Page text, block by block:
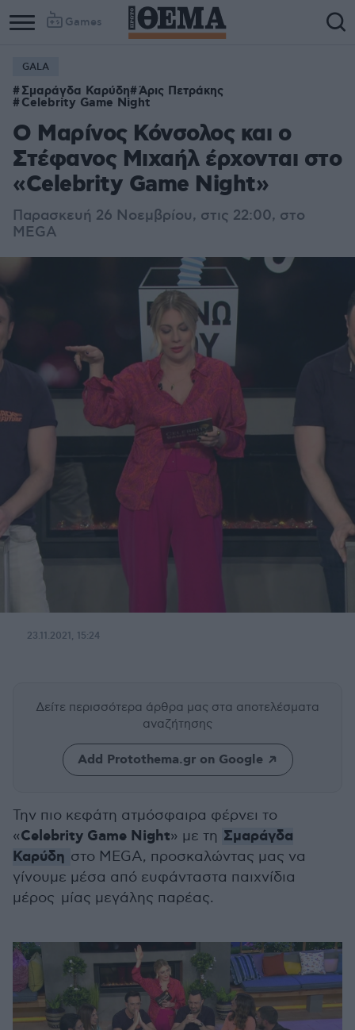
Games
Column
1
Column
2
GALA
Σμαράγδα Καρύδη Άρις Πετράκης
Celebrity Game Night
O Μαρίνος Κόνσολος και ο
Στέφανος Μιχαήλ έρχονται στο
«Celebrity Game Night»
Παρασκευή 26 Νοεμβρίου, στις 22:00, στο
MEGA
23.11.2021, 15:24
Δείτε περισσότερα άρθρα μας στα αποτελέσματα
αναζήτησης
Add Protothema.gr on Google
Την πιο κεφάτη ατμόσφαιρα φέρνει το
«Celebrity Game Night» με τη Σμαράγδα
Καρύδη στο MEGA, προσκαλώντας μας να
γίνουμε μέσα από ευφάνταστα παιχνίδια
μέρος μίας μεγάλης παρέας.